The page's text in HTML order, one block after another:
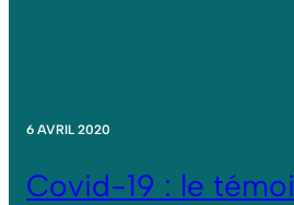
6 AVRIL 2020
Covid-19 : le